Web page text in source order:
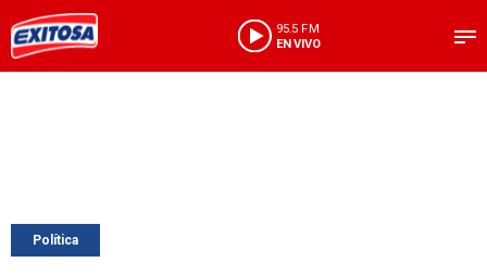
95.5 FM
EN VIVO
Política